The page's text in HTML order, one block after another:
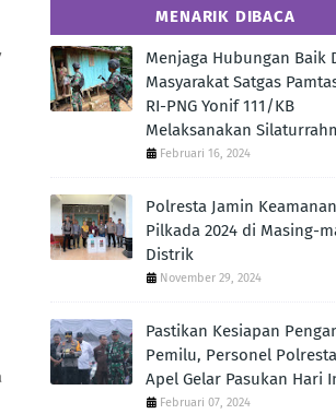
MENARIK DIBACA
Menjaga Hubungan Baik
Masyarakat Satgas
RI-PNG Yonif 111/KB
Melaksanakan
Februari 16, 2024
Polresta Jamin
Pilkada 2024 di Masing-
Distrik
November 29, 2024
Pastikan Kesiapan
Pemilu, Personel
Apel Gelar Pasukan Hari
Februari 07, 2024